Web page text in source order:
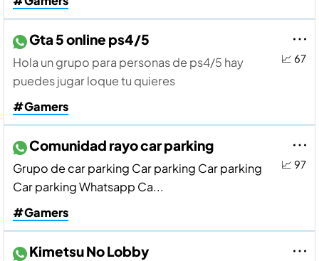
📈 67
Gta 5 online ps4/5
Hola un grupo para personas de ps4/5 hay
puedes jugar loque tu quieres
#Gamers
📈 97
Comunidad rayo car parking
Grupo de car parking Car parking Car parking
Car parking Whatsapp Ca...
#Gamers
Kimetsu No Lobby